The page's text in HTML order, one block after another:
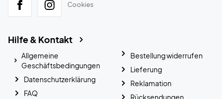
Cookies
Hilfe & Kontakt
Allgemeine
Geschäftsbedingungen
Datenschutzerklärung
FAQ
Bestellung widerrufen
Lieferung
Reklamation
Rücksendungen